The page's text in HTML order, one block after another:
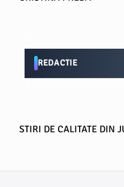
REDACTIE
STIRI DE CALITATE DIN